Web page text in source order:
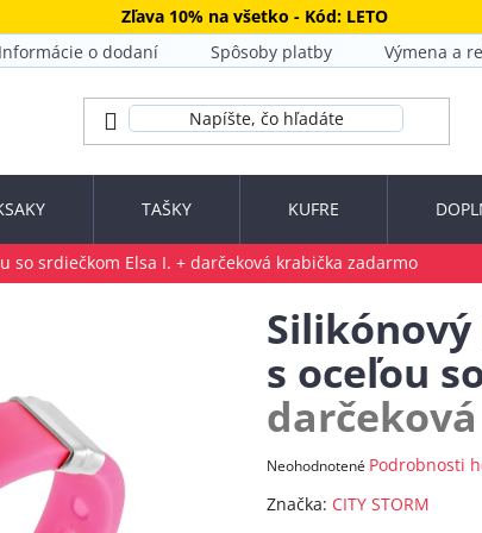
Zľava 10% na všetko - Kód: LETO
Informácie o dodaní Spôsoby platby Výmena a
TAŠKY KUFRE
so srdiečkom Elsa I. + darčeková krabička zadarmo
s oceľou
Priemerné
produktu
Neohodnotené Podrobnosti
Značka: CITY STORM